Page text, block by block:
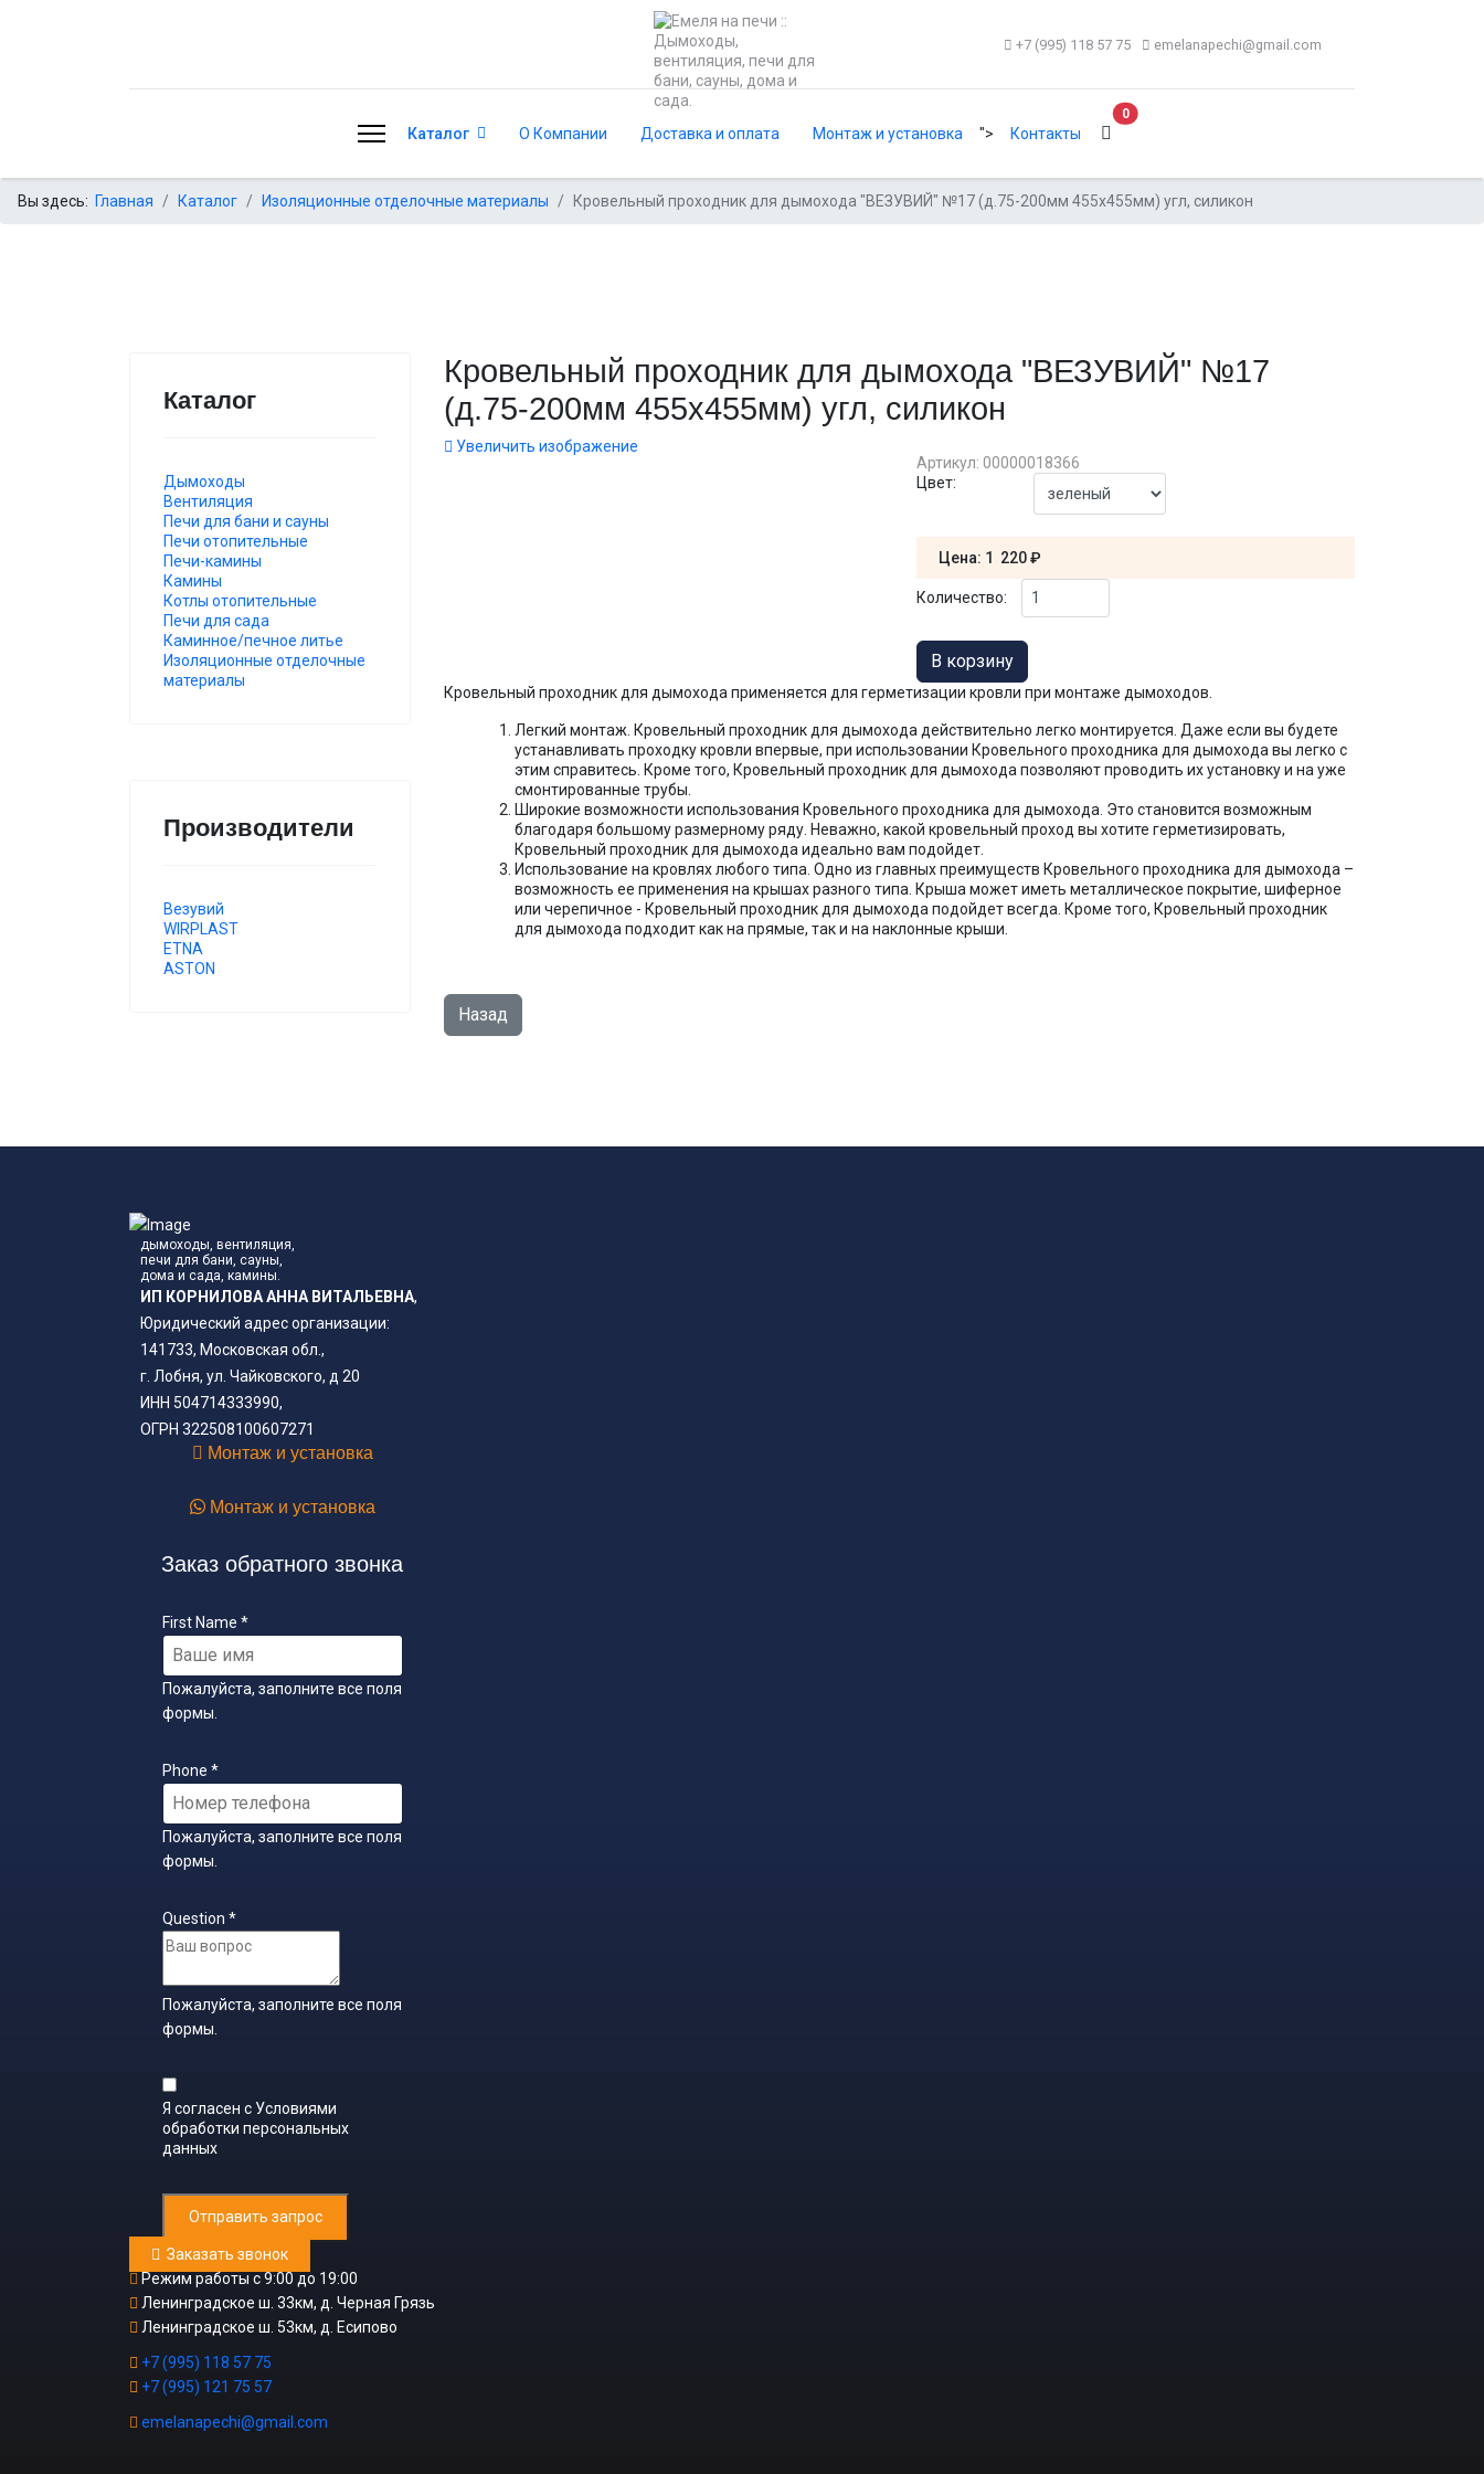
+7 (995) 118 57 75 emelanapechi@gmail.com
Каталог О Компании Доставка и оплата Монтаж и установка "> Контакты
0В корзину
Вы здесь: Главная Каталог Изоляционные отделочные материалы Кровельный проходник для дымохода "ВЕЗУВИЙ" №17 (д.75-200мм 455х455мм) угл, силикон
Каталог
Дымоходы
Вентиляция
Печи для бани и сауны
Печи отопительные
Печи-камины
Камины
Котлы отопительные
Печи для сада
Каминное/печное литье
Изоляционные отделочные
материалы
Производители
Везувий
WIRPLAST
ETNA
ASTON
Кровельный проходник для дымохода "ВЕЗУВИЙ" №17
(д.75-200мм 455х455мм) угл, силикон
Увеличить изображение
Артикул: 00000018366
Цвет:
Цена: 1 220 ₽
Количество:
Кровельный проходник для дымохода применяется для герметизации кровли при монтаже дымоходов.
Легкий монтаж. Кровельный проходник для дымохода действительно легко монтируется. Даже если вы будете
устанавливать проходку кровли впервые, при использовании Кровельного проходника для дымохода вы легко с
этим справитесь. Кроме того, Кровельный проходник для дымохода позволяют проводить их установку и на уже
смонтированные трубы.
Широкие возможности использования Кровельного проходника для дымохода. Это становится возможным
благодаря большому размерному ряду. Неважно, какой кровельный проход вы хотите герметизировать,
Кровельный проходник для дымохода идеально вам подойдет.
Использование на кровлях любого типа. Одно из главных преимуществ Кровельного проходника для дымохода –
возможность ее применения на крышах разного типа. Крыша может иметь металлическое покрытие, шиферное
или черепичное - Кровельный проходник для дымохода подойдет всегда. Кроме того, Кровельный проходник
для дымохода подходит как на прямые, так и на наклонные крыши.
дымоходы, вентиляция,
печи для бани, сауны,
дома и сада, камины.
ИП КОРНИЛОВА АННА ВИТАЛЬЕВНА,
Юридический адрес организации:
141733, Московская обл.,
г. Лобня, ул. Чайковского, д 20
ИНН 504714333990,
ОГРН 322508100607271
Монтаж и установка
Монтаж и установка
Заказ обратного звонка
First Name *
Пожалуйста, заполните все поля
формы.
Phone *
Пожалуйста, заполните все поля
формы.
Question *
Пожалуйста, заполните все поля
формы.
Я согласен с Условиями
обработки персональных
данных
Отправить запрос
Заказать звонок
Режим работы с 9:00 до 19:00
Ленинградское ш. 33км, д. Черная Грязь
Ленинградское ш. 53км, д. Есипово
+7 (995) 118 57 75
+7 (995) 121 75 57
emelanapechi@gmail.com